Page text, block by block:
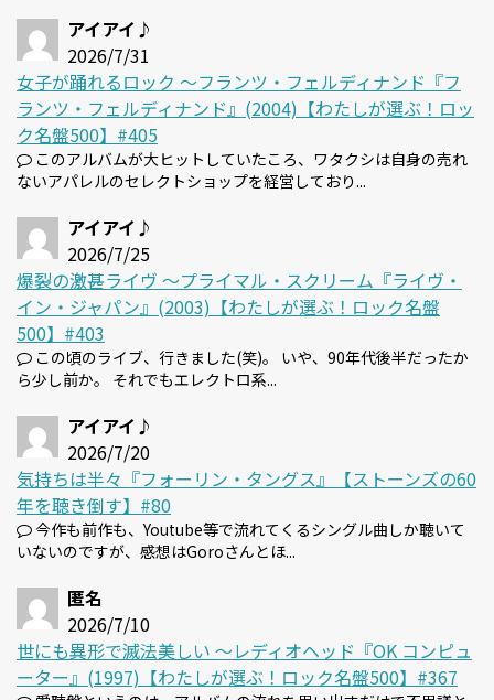
アイアイ♪
2026/7/31
女子が踊れるロック 〜フランツ・フェルディナンド『フ
ランツ・フェルディナンド』(2004)【わたしが選ぶ！ロッ
ク名盤500】#405
このアルバムが大ヒットしていたころ、ワタクシは自身の売れ
ないアパレルのセレクトショップを経営しており...
アイアイ♪
2026/7/25
爆裂の激甚ライヴ 〜プライマル・スクリーム『ライヴ・
イン・ジャパン』(2003)【わたしが選ぶ！ロック名盤
500】#403
この頃のライブ、行きました(笑)。 いや、90年代後半だったか
ら少し前か。 それでもエレクトロ系...
アイアイ♪
2026/7/20
気持ちは半々『フォーリン・タングス』【ストーンズの60
年を聴き倒す】#80
今作も前作も、Youtube等で流れてくるシングル曲しか聴いて
いないのですが、感想はGoroさんとほ...
匿名
2026/7/10
世にも異形で滅法美しい 〜レディオヘッド『OK コンピュ
ーター』(1997)【わたしが選ぶ！ロック名盤500】#367